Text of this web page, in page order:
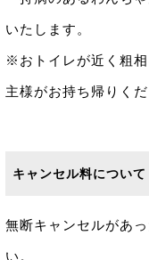
いたします。
※おトイレが近く粗
主様がお持ち帰りくだ
キャンセル料について
無断キャンセルがあ
い。